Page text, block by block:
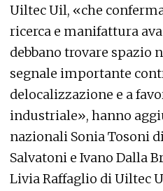
Uiltec Uil, «che
ricerca e manifattura
debbano trovare spazio
segnale importante
delocalizzazione e a
industriale», hanno
nazionali Sonia Tosoni
Salvatoni e Ivano Dalla
Livia Raffaglio di Uiltec